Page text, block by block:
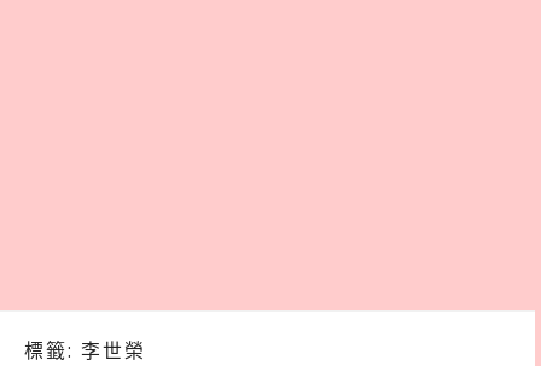
標籤: 李世榮